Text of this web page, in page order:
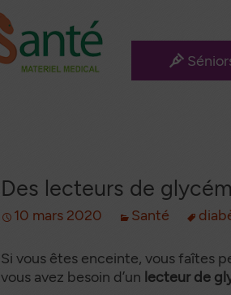
contenu
Mobilier
médical
roulant
Les services
Des lecteurs de
10 mars 2020 Santé
Si vous êtes enceinte, vous faîtes
vous avez besoin d’un lecteur de